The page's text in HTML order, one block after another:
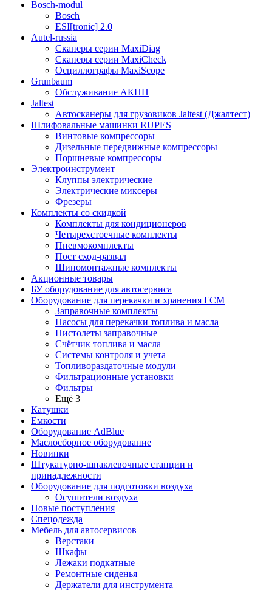
Bosch-modul
Bosch
ESI[tronic] 2.0
Autel-russia
Сканеры серии MaxiDiag
Сканеры серии MaxiCheck
Осциллографы MaxiScope
Grunbaum
Обслуживание АКПП
Jaltest
Автосканеры для грузовиков Jaltest (Джалтест)
Шлифовальные машинки RUPES
Винтовые компрессоры
Дизельные передвижные компрессоры
Поршневые компрессоры
Электроинструмент
Клуппы электрические
Электрические миксеры
Фрезеры
Комплекты со скидкой
Комплекты для кондиционеров
Четырехстоечные комплекты
Пневмокомплекты
Пост сход-развал
Шиномонтажные комплекты
Акционные товары
БУ оборудование для автосервиса
Оборудование для перекачки и хранения ГСМ
Заправочные комплекты
Насосы для перекачки топлива и масла
Пистолеты заправочные
Счётчик топлива и масла
Системы контроля и учета
Топливораздаточные модули
Фильтрационные установки
Фильтры
Ещё 3
Катушки
Емкости
Оборудование AdBlue
Маслосборное оборудование
Новинки
Штукатурно-шпаклевочные станции и
принадлежности
Оборудование для подготовки воздуха
Осушители воздуха
Новые поступления
Спецодежда
Мебель для автосервисов
Верстаки
Шкафы
Лежаки подкатные
Ремонтные сиденья
Держатели для инструмента